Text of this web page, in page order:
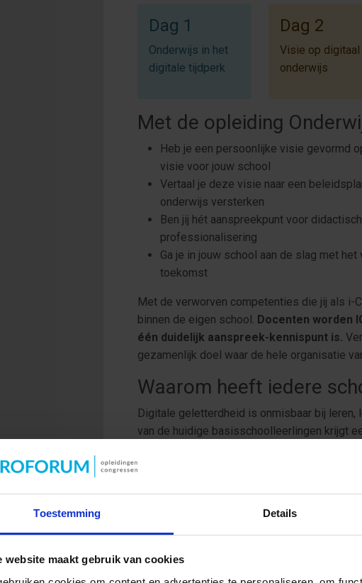
Toestemming Details
website maakt gebruik van cookies
Dag 1
Onderwijs in het
digitale tijdperk
Dag 2
Visie op digitaal
onderwijs
Met de opleiding
Heb je een persoonlijke visie gevormd
visie voor jouw school
Vertaal je deze visie naar een
onderwijs versterken
Ben jij hét aanspreekpunt voor
professionalisering
Ga je in jouw school aan de slag met
toekomst
Met de verworven competenties die jij als i-
binnen de eigen school. Docenten worden
één duidelijk aanspreek-kennispunt is.
gezamenlijk doel waar de hele organisatie
Waarom heeft iedere
Digitale geletterdheid is onmisbaar bij
van de huidige basisschoolleerlingen krijgt
meer dan een halve eeuw verwacht dat ze
De digitale geletterdheid van leerlingen is
afhankelijk van de persoonlijke interesse
hierbij gebruik van een leerlijn. Onderwijs
Om dit te verbeteren kiezen steeds meer